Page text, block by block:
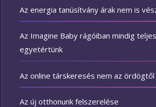
Az energia tanúsítvány árak nem is
Az Imagine Baby rágóiban mindig
egyetértünk
Az online társkeresés nem az ördögtől
Az új otthonunk felszerelése